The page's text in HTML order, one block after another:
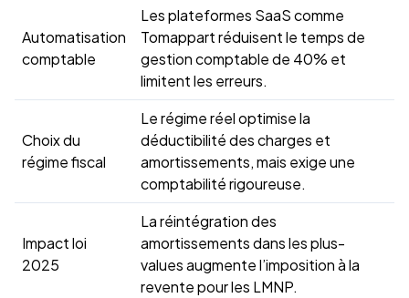
Automatisation
comptable
Les plateformes SaaS comme
Tomappart réduisent le temps de
gestion comptable de 40% et
limitent les erreurs.
Choix du
régime fiscal
Le régime réel optimise la
déductibilité des charges et
amortissements, mais exige une
comptabilité rigoureuse.
Impact loi
2025
La réintégration des
amortissements dans les plus-
values augmente l’imposition à la
revente pour les LMNP.